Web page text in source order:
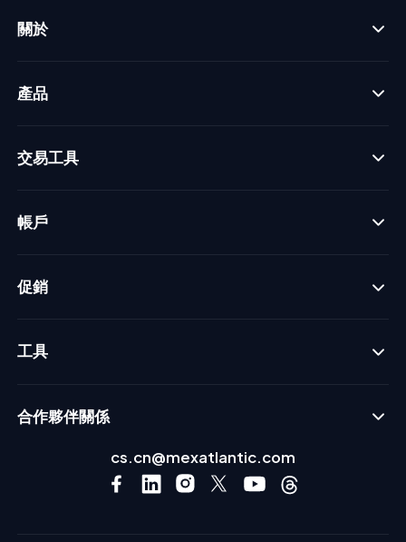
關於
產品
交易工具
帳戶
促銷
工具
合作夥伴關係
cs.cn@mexatlantic.com